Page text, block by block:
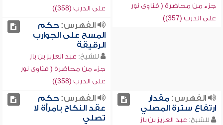
جزء من محاضرة ( فتاوى نور
على الدرب (357))
على الدرب (358))
الفهرس:حكم
المسح على الجوارب
الرقيقة
للشيخ: عبد العزيز بن باز
جزء من محاضرة ( فتاوى نور
على الدرب (358))
الفهرس:مقدار
ارتفاع سترة المصلي
للشيخ: عبد العزيز بن باز
الفهرس:حكم
عقد النكاح بامرأة لا
تصلي